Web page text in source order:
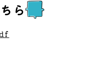
ら